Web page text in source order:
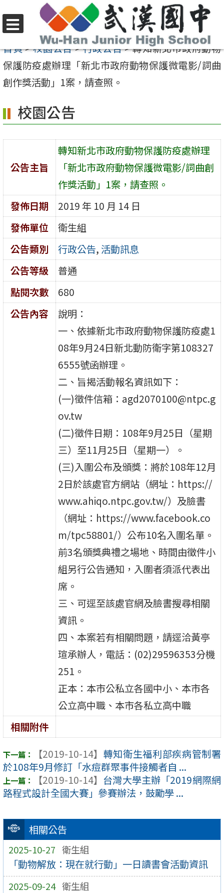
至
要
內
區
選
單
首頁>校園公告>行政公告>轉知新北市政府動物
保護防疫處辦理「新北市政府動物保護微電影/詞曲
創作獎活動」1案，請查照。
相關公告
2025-10-27 衛生組
「動物解放：現在就行動」一日讀書會活動資訊
2025-09-24 衛生組
校園公告
公告主旨
轉知新北市政府動物保護防疫處辦理
「新北市政府動物保護微電影/詞曲創
作獎活動」1案，請查照。
發佈日期
2019 年 10 月 14 日
發佈單位
衛生組
公告類別
行政公告, 活動訊息
公告等級
普通
點閱次數
680
公告內容
說明：
一、依據新北市政府動物保護防疫處1
08年9月24日新北動防衛字第108327
6555號函辦理。
二、旨揭活動報名資訊如下：
(一)徵件信箱：agd2070100@ntpc.g
ov.tw
(二)徵件日期：108年9月25日（星期
三）至11月25日（星期一）。
(三)入圍公布及頒獎：將於108年12月
2日於該處官方網站（網址：https://
www.ahiqo.ntpc.gov.tw/）及臉書
（網址：https://www.facebook.co
m/tpc58801/）公布10名入圍名單。
前3名頒獎典禮之場地、時間由徵件小
組另行公告通知，入圍者須派代表出
席。
三、可逕至該處官網及臉書搜尋相關
資訊。
四、本案若有相關問題，請逕洽黃亭
瑄承辦人，電話：(02)29596353分機
251。
正本：本市公私立各國中小、本市各
公立高中職、本市各私立高中職
相關附件
【2019-10-14】 轉知衛生福利部疾病管制署
於108年9月修訂「水痘群聚事件接觸者自 ...
【2019-10-14】 台灣大學主辦「2019網際網
路程式設計全國大賽」參賽辦法，鼓勵學 ...